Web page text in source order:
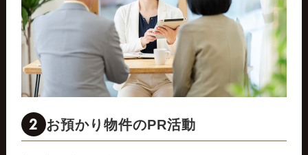
2 お預かり物件のPR活動